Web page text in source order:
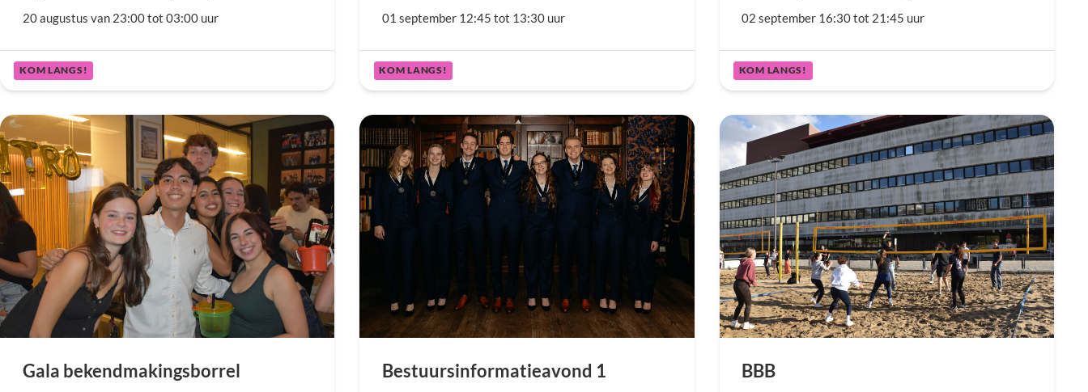
20 augustus van 23:00 tot 03:00 uur
KOM LANGS!
01 september 12:45 tot 13:30 uur
KOM LANGS!
02 september 16:30 tot 21:45 uur
KOM LANGS!
Gala bekendmakingsborrel Bestuursinformatieavond 1 BBB